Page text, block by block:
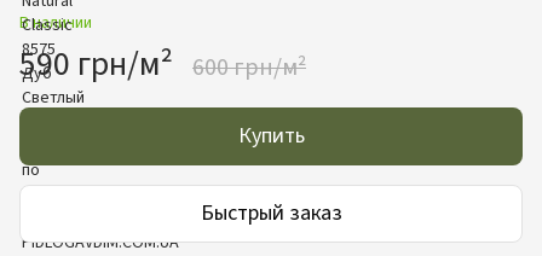
В наличии
590 грн/м² 600 грн/м²
Купить
Быстрый заказ